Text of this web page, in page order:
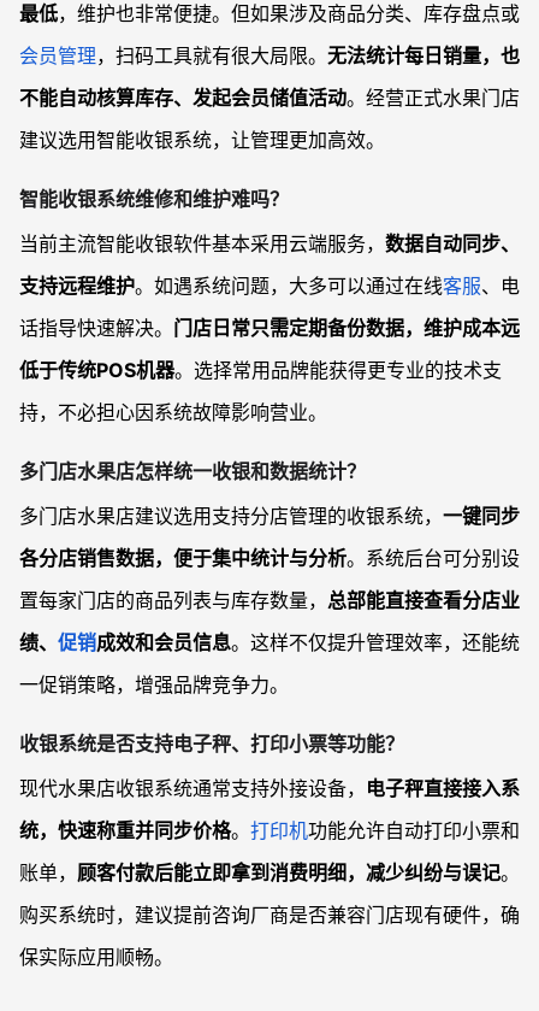
最低，维护也非常便捷。但如果涉及商品分类、库存盘点或
会员管理，扫码工具就有很大局限。 无法统计每日销量，也
不能自动核算库存、发起会员储值活动。经营正式水果门店
建议选用智能收银系统，让管理更加高效。
智能收银系统维修和维护难吗？
当前主流智能收银软件基本采用云端服务， 数据自动同步、
支持远程维护。如遇系统问题，大多可以通过在线客服、电
话指导快速解决。 门店日常只需定期备份数据，维护成本远
低于传统POS机器。选择常用品牌能获得更专业的技术支
持，不必担心因系统故障影响营业。
多门店水果店怎样统一收银和数据统计？
多门店水果店建议选用支持分店管理的收银系统， 一键同步
各分店销售数据，便于集中统计与分析。系统后台可分别设
置每家门店的商品列表与库存数量， 总部能直接查看分店业
绩、 促销成效和会员信息。这样不仅提升管理效率，还能统
一促销策略，增强品牌竞争力。
收银系统是否支持电子秤、打印小票等功能？
现代水果店收银系统通常支持外接设备， 电子秤直接接入系
统，快速称重并同步价格。 打印机功能允许自动打印小票和
账单， 顾客付款后能立即拿到消费明细，减少纠纷与误记。
购买系统时，建议提前咨询厂商是否兼容门店现有硬件，确
保实际应用顺畅。